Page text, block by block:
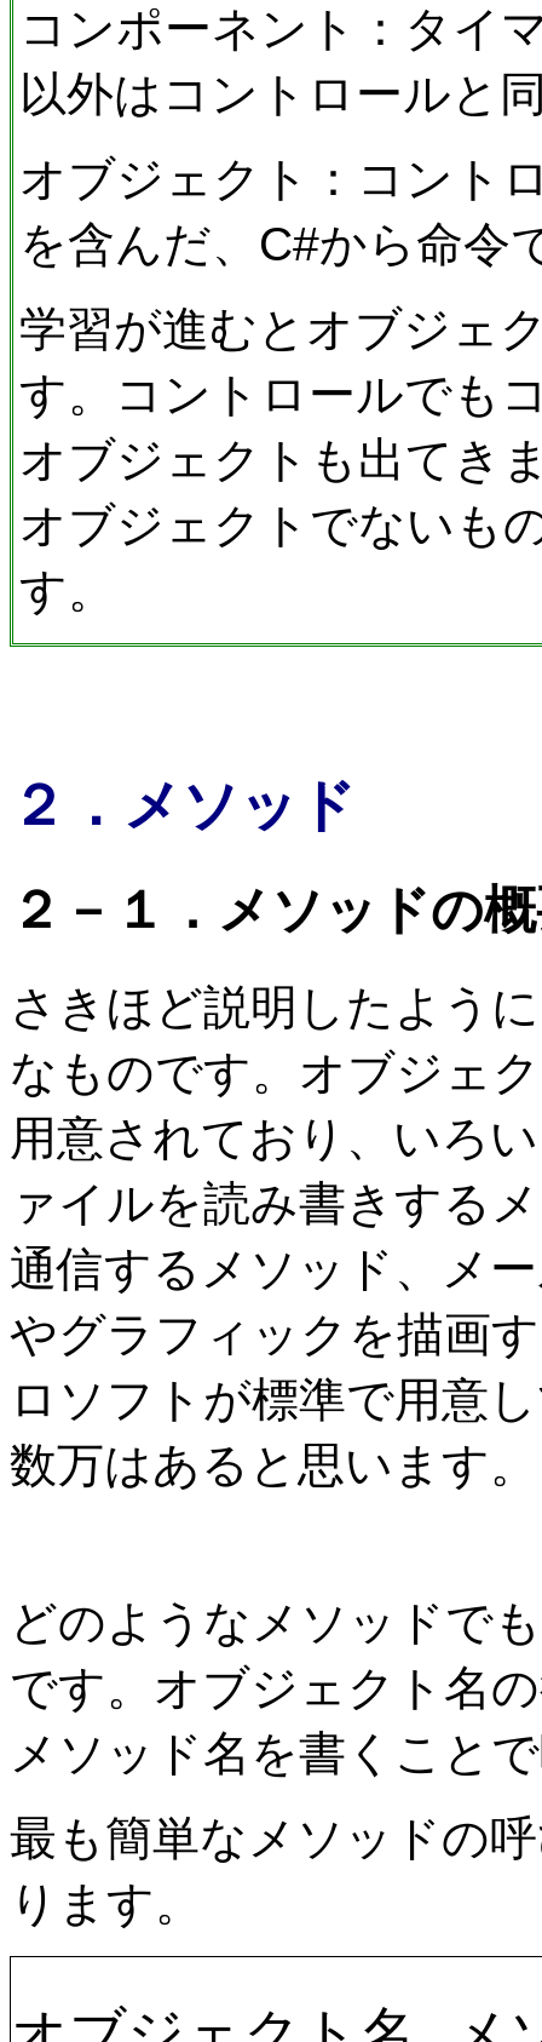
コンポーネント：タイ
以外はコントロールと
オブジェクト：コント
を含んだ、C#から命令
学習が進むとオブジェ
す。コントロールでも
オブジェクトも出てき
オブジェクトでないも
す。
２．メソッド
２－１．メソッドの
さきほど説明したよう
なものです。オブジェ
用意されており、いろ
ァイルを読み書きする
通信するメソッド、メ
やグラフィックを描画
ロソフトが標準で用意
数万はあると思います。
どのようなメソッドで
です。オブジェクト名
メソッド名を書くこと
最も簡単なメソッドの
ります。